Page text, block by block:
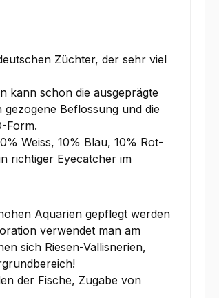
Züchter, der sehr viel
kann schon die ausgeprägte
Beflossung und die
Form.
Weiss, 10% Blau, 10% Rot-
richtiger Eyecatcher im
Aquarien gepflegt werden
verwendet man am
sich Riesen-Vallisnerien,
der Fische, Zugabe von